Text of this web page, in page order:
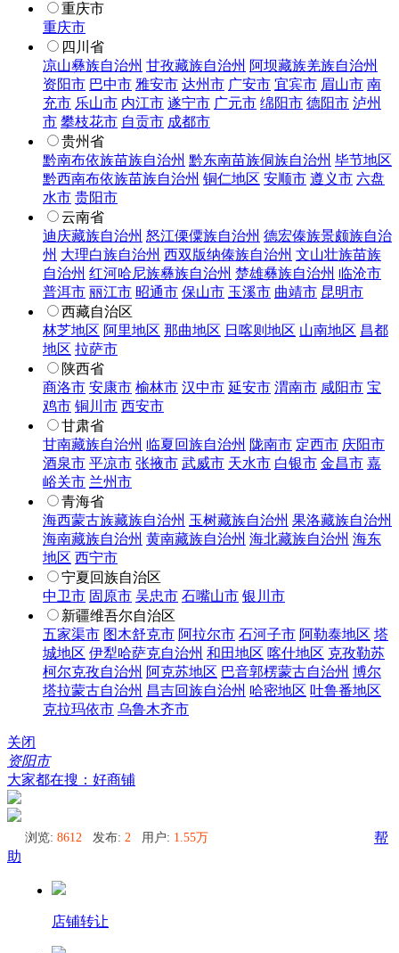
重庆市
重庆市
四川省
凉山彝族自治州 甘孜藏族自治州 阿坝藏族羌族自治州
资阳市 巴中市 雅安市 达州市 广安市 宜宾市 眉山市 南
充市 乐山市 内江市 遂宁市 广元市 绵阳市 德阳市 泸州
市 攀枝花市 自贡市 成都市
贵州省
黔南布依族苗族自治州 黔东南苗族侗族自治州 毕节地区
黔西南布依族苗族自治州 铜仁地区 安顺市 遵义市 六盘
水市 贵阳市
云南省
迪庆藏族自治州 怒江傈僳族自治州 德宏傣族景颇族自治
州 大理白族自治州 西双版纳傣族自治州 文山壮族苗族
自治州 红河哈尼族彝族自治州 楚雄彝族自治州 临沧市
普洱市 丽江市 昭通市 保山市 玉溪市 曲靖市 昆明市
西藏自治区
林芝地区 阿里地区 那曲地区 日喀则地区 山南地区 昌都
地区 拉萨市
陕西省
商洛市 安康市 榆林市 汉中市 延安市 渭南市 咸阳市 宝
鸡市 铜川市 西安市
甘肃省
甘南藏族自治州 临夏回族自治州 陇南市 定西市 庆阳市
酒泉市 平凉市 张掖市 武威市 天水市 白银市 金昌市 嘉
峪关市 兰州市
青海省
海西蒙古族藏族自治州 玉树藏族自治州 果洛藏族自治州
海南藏族自治州 黄南藏族自治州 海北藏族自治州 海东
地区 西宁市
宁夏回族自治区
中卫市 固原市 吴忠市 石嘴山市 银川市
新疆维吾尔自治区
五家渠市 图木舒克市 阿拉尔市 石河子市 阿勒泰地区 塔
城地区 伊犁哈萨克自治州 和田地区 喀什地区 克孜勒苏
柯尔克孜自治州 阿克苏地区 巴音郭楞蒙古自治州 博尔
塔拉蒙古自治州 昌吉回族自治州 哈密地区 吐鲁番地区
克拉玛依市 乌鲁木齐市
关闭
资阳市
大家都在搜：好商铺
浏览: 8612 发布: 2 用户: 1.55万
帮
助
店铺转让